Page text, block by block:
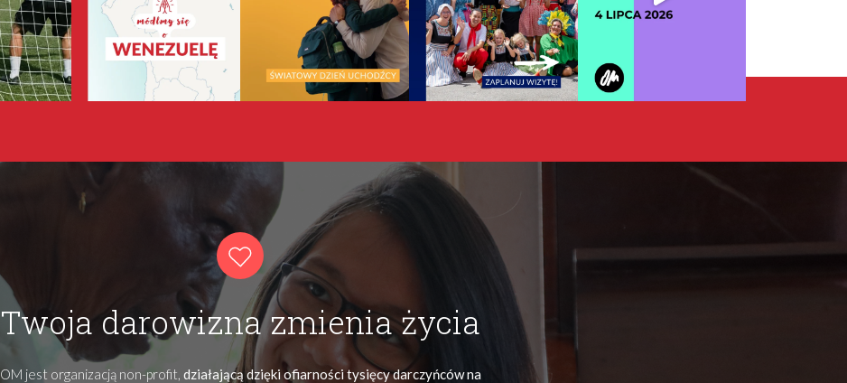
Twoja darowizna zmienia życia
OM jest organizacją non-profit, działającą dzięki ofiarności tysięcy darczyńców na